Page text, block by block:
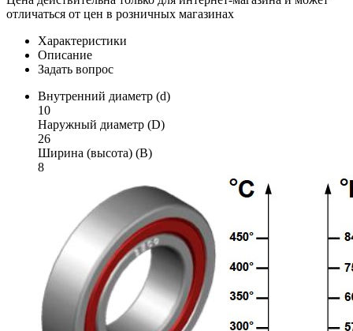
отличаться от цен в розничных магазинах
Характеристики
Описание
Задать вопрос
Внутренний диаметр (d)
10
Наружный диаметр (D)
26
Ширина (высота) (B)
8